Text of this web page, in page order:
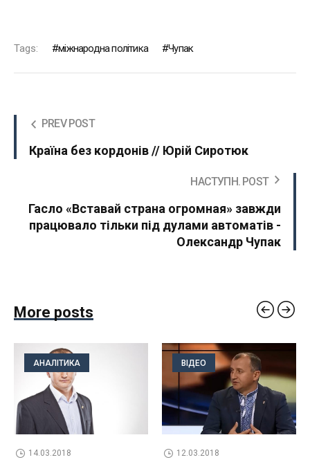
Tags: міжнародна політика Чупак
PREV POST
Країна без кордонів // Юрій Сиротюк
НАСТУПН. POST
Гасло «Вставай страна огромная» завжди
працювало тільки під дулами автоматів -
Олександр Чупак
More posts
АНАЛІТИКА
14.03.2018
ВІДЕО
12.03.2018